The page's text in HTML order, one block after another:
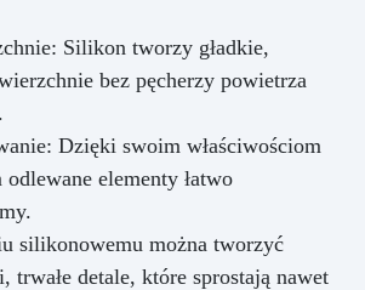
Silikon tworzy gładkie,
bez pęcherzy powietrza
Dzięki swoim właściwościom
elementy łatwo
silikonowemu można tworzyć
trwałe detale, które sprostają nawet